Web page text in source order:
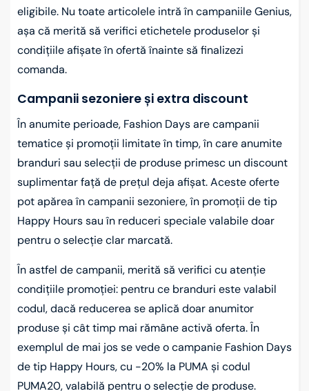
eligibile. Nu toate articolele intră în campaniile Genius,
așa că merită să verifici etichetele produselor și
condițiile afișate în ofertă înainte să finalizezi
comanda.
Campanii sezoniere și extra discount
În anumite perioade, Fashion Days are campanii
tematice și promoții limitate în timp, în care anumite
branduri sau selecții de produse primesc un discount
suplimentar față de prețul deja afișat. Aceste oferte
pot apărea în campanii sezoniere, în promoții de tip
Happy Hours sau în reduceri speciale valabile doar
pentru o selecție clar marcată.
În astfel de campanii, merită să verifici cu atenție
condițiile promoției: pentru ce branduri este valabil
codul, dacă reducerea se aplică doar anumitor
produse și cât timp mai rămâne activă oferta. În
exemplul de mai jos se vede o campanie Fashion Days
de tip Happy Hours, cu -20% la PUMA și codul
PUMA20, valabilă pentru o selecție de produse.